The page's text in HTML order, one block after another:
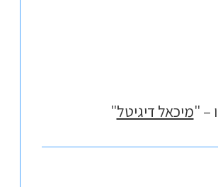
– "מיכאל דיגיטל"